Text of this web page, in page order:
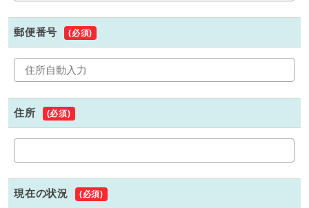
郵便番号 (必須)
住所 (必須)
現在の状況 (必須)